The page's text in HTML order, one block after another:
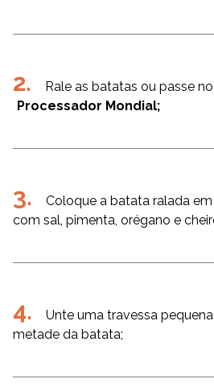
Rale as batatas ou passe no
Processador Mondial;
Coloque a batata ralada
com sal, pimenta, orégano e
Unte uma travessa
metade da batata;